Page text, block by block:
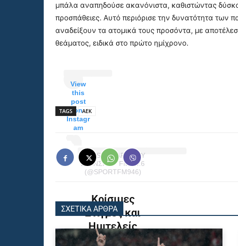
μπάλα αναπηδούσε ακανόνιστα, καθιστώντας
προσπάθειες. Αυτό περιόρισε την δυνατότητα των
αναδείξουν τα ατομικά τους προσόντα, με
θεάματος, ειδικά στο πρώτο ημίχρονο.
View
this
post
on
Instagr
am
A POST SHARED BY
BWINΣΠΟΡ FM 94.6
(@SPORTFM946)
Κρίσιμες
Στιγμές και
Ημιτελείς
Ευκαιρίες
TAGS ΑΕΚ
ΣΧΕΤΙΚΑ ΑΡΘΡΑ